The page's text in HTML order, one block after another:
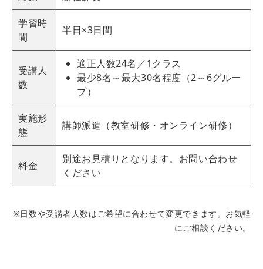
学習時
間
半日×3日間
受講人
数
適正人数24名／1クラス
最少8名～最大30名程度（2～6グルー
プ）
実施形
態
講師派遣（教室研修・オンライン研修）
料金
別途お見積りとなります。お問い合わせ
ください
※日数や受講者人数はご希望に合わせて変更できます。お気軽
にご相談ください。